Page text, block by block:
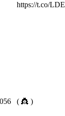
https://t.co/
( 👸 )